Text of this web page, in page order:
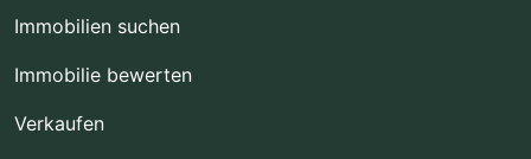
Immobilien suchen
Immobilie bewerten
Verkaufen